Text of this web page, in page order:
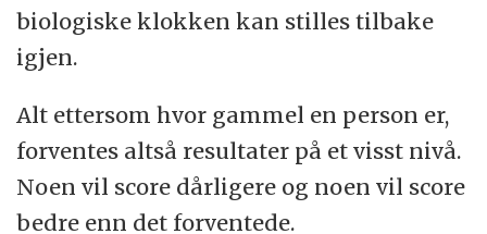
biologiske klokken kan stilles tilbake
igjen.
Alt ettersom hvor gammel en person er,
forventes altså resultater på et visst nivå.
Noen vil score dårligere og noen vil score
bedre enn det forventede.